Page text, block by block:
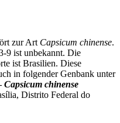
zur Art Capsicum chinense.
9 ist unbekannt. Die
ist Brasilien. Diese
in folgender Genbank unter
Capsicum chinense
Distrito Federal do